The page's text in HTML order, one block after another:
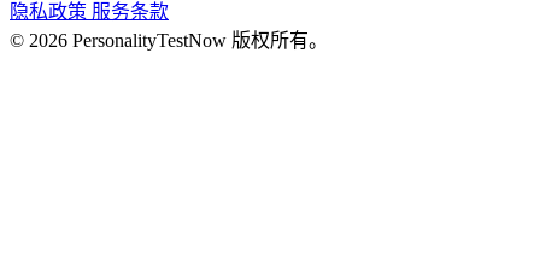
隐私政策 服务条款
© 2026 PersonalityTestNow 版权所有。